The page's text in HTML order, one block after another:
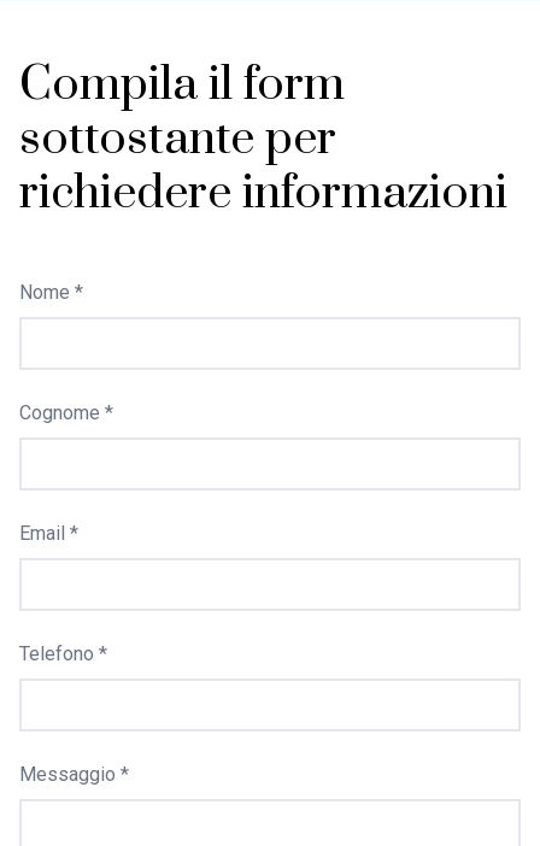
Compila il form
sottostante per
richiedere informazioni
Nome *
Cognome *
Email *
Telefono *
Messaggio *